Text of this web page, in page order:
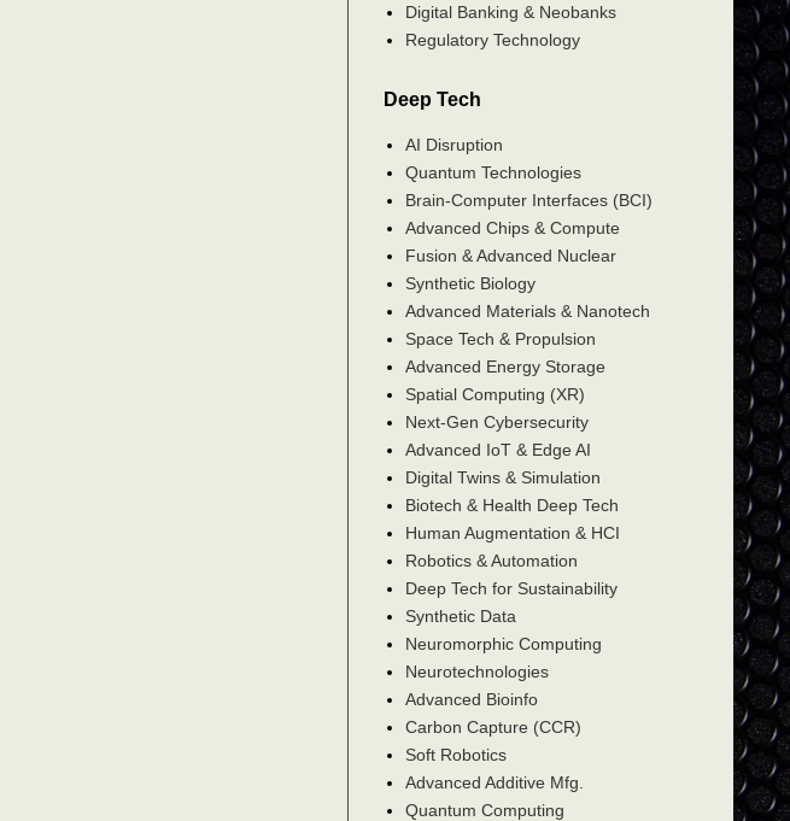
Digital Banking & Neobanks
Regulatory Technology
Deep Tech
AI Disruption
Quantum Technologies
Brain-Computer Interfaces (BCI)
Advanced Chips & Compute
Fusion & Advanced Nuclear
Synthetic Biology
Advanced Materials & Nanotech
Space Tech & Propulsion
Advanced Energy Storage
Spatial Computing (XR)
Next-Gen Cybersecurity
Advanced IoT & Edge AI
Digital Twins & Simulation
Biotech & Health Deep Tech
Human Augmentation & HCI
Robotics & Automation
Deep Tech for Sustainability
Synthetic Data
Neuromorphic Computing
Neurotechnologies
Advanced Bioinfo
Carbon Capture (CCR)
Soft Robotics
Advanced Additive Mfg.
Quantum Computing